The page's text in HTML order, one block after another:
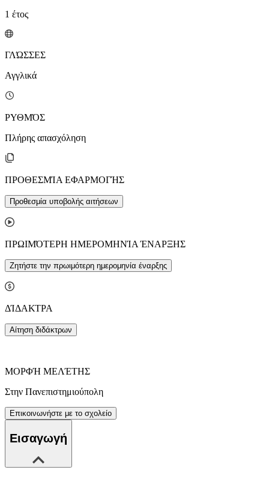
1 έτος
ΓΛΏΣΣΕΣ
Αγγλικά
ΡΥΘΜΌΣ
Πλήρης απασχόληση
ΠΡΟΘΕΣΜΊΑ ΕΦΑΡΜΟΓΉΣ
Προθεσμία υποβολής αιτήσεων
ΠΡΩΙΜΌΤΕΡΗ ΗΜΕΡΟΜΗΝΊΑ ΈΝΑΡΞΗΣ
Ζητήστε την πρωιμότερη ημερομηνία έναρξης
ΔΊΔΑΚΤΡΑ
Αίτηση διδάκτρων
ΜΟΡΦΉ ΜΕΛΈΤΗΣ
Στην Πανεπιστημιούπολη
Επικοινωνήστε με το σχολείο
Εισαγωγή